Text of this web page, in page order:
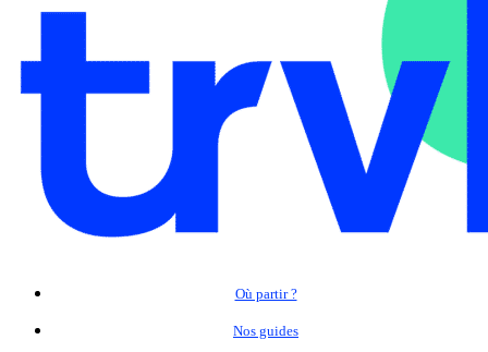
Où partir ?
Nos guides